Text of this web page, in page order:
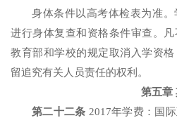
身体条件以高考体检表为准
进行身体复查和资格条件审查。
教育部和学校的规定取消入学资
留追究有关人员责任的权利。
第五章
第二十二条 2017年学费：国